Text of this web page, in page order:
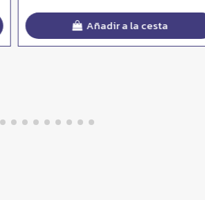
Añadir a la cesta